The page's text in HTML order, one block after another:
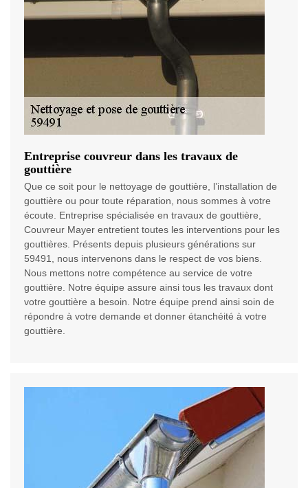
Entreprise couvreur dans les travaux de
gouttière
Que ce soit pour le nettoyage de gouttière, l’installation de
gouttière ou pour toute réparation, nous sommes à votre
écoute. Entreprise spécialisée en travaux de gouttière,
Couvreur Mayer entretient toutes les interventions pour les
gouttières. Présents depuis plusieurs générations sur
59491, nous intervenons dans le respect de vos biens.
Nous mettons notre compétence au service de votre
gouttière. Notre équipe assure ainsi tous les travaux dont
votre gouttière a besoin. Notre équipe prend ainsi soin de
répondre à votre demande et donner étanchéité à votre
gouttière.